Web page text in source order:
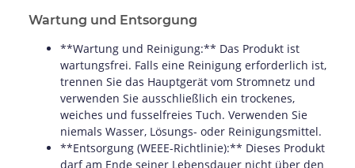
Wartung und Entsorgung
**Wartung und Reinigung:** Das Produkt ist
wartungsfrei. Falls eine Reinigung erforderlich ist,
trennen Sie das Hauptgerät vom Stromnetz und
verwenden Sie ausschließlich ein trockenes,
weiches und fusselfreies Tuch. Verwenden Sie
niemals Wasser, Lösungs- oder Reinigungsmittel.
**Entsorgung (WEEE-Richtlinie):** Dieses Produkt
darf am Ende seiner Lebensdauer nicht über den